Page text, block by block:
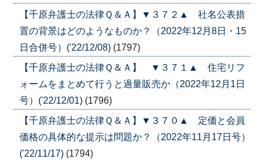
【千原弁護士の法律Ｑ＆Ａ】▼３７２▲ 社名公表措
置の背景はどのようなものか？（2022年12月8日・15
日合併号）('22/12/08) (1797)
【千原弁護士の法律Ｑ＆Ａ】 ▼３７１▲ 住宅リフ
ォームをまとめて行うと過量販売か（2022年12月1日
号）('22/12/01) (1796)
【千原弁護士の法律Ｑ＆Ａ】▼３７０▲ 定価と会員
価格の具体的な提示は問題か？（2022年11月17日号）
('22/11/17) (1794)